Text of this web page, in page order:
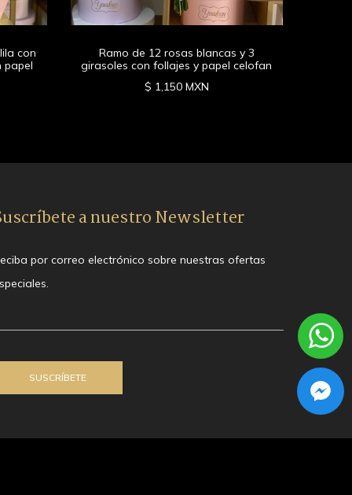
con
papel
Ramo de 12 rosas blancas y 3
girasoles con follajes y papel celofan
$ 1,150 MXN
a nuestro Newsletter
por correo electrónico sobre nuestras ofertas